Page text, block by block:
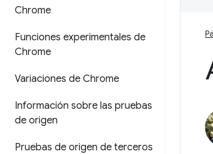
Chrome
Funciones experimentales de
Chrome
Variaciones de Chrome
Información sobre las pruebas
de origen
Pruebas de origen de terceros